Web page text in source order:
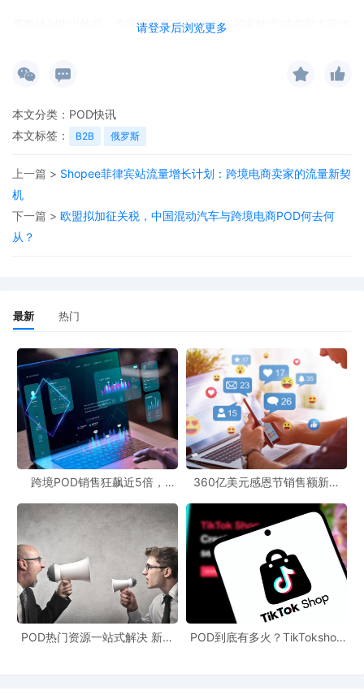
请登录后浏览更多
需要特别指出的是，卖家需要获得“订购前与买家对话”的权限方可使
Ozon还计划在后续将这一功能同步到移动端应用程序，这无疑将为
对于从事跨境电商POD的卖家来说，这是一个不容错过的机会。借
业级客户。而且，市场上还有一些免费POD工具可供卖家使用，这
些工具能帮助卖家更高效地完成产品设计、生产和配送等环节。
在进行POD业务时，POD文案创作也至关重要。一篇优秀的文案能
持。
本文分类： POD快讯
本文标签：
B2B 俄罗斯
上一篇 > Shopee菲律宾站流量增长计划：跨境电商卖家的流量新契
机
下一篇 > 欧盟拟加征关税，中国混动汽车与跨境电商POD何去何
从？
最新 热门
跨境POD销售狂飙近5倍，
360亿美元感恩节销售额新纪
新风潮！
POD热门资源一站式解决 新手
POD到底有多火？TikTokshop